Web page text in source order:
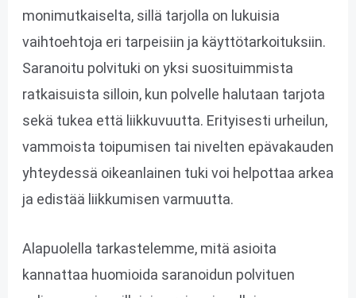
monimutkaiselta, sillä tarjolla on lukuisia
vaihtoehtoja eri tarpeisiin ja käyttötarkoituksiin.
Saranoitu polvituki on yksi suosituimmista
ratkaisuista silloin, kun polvelle halutaan tarjota
sekä tukea että liikkuvuutta. Erityisesti urheilun,
vammoista toipumisen tai nivelten epävakauden
yhteydessä oikeanlainen tuki voi helpottaa arkea
ja edistää liikkumisen varmuutta.
Alapuolella tarkastelemme, mitä asioita
kannattaa huomioida saranoidun polvituen